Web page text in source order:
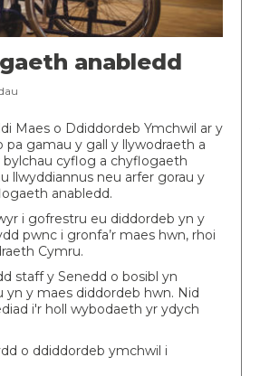
anabledd
Maes o Ddiddordeb Ymchwil ar y
gamau y gall y llywodraeth a
cyflog a chyflogaeth
llwyddiannus neu arfer gorau y
anabledd.
i gofrestru eu diddordeb yn y
pwnc i gronfa’r maes hwn, rhoi
Cymru.
staff y Senedd o bosibl yn
yn y maes diddordeb hwn. Nid
i'r holl wybodaeth yr ydych
o ddiddordeb ymchwil i